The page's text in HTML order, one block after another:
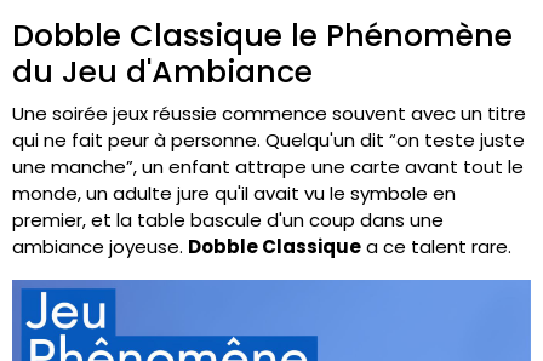
Dobble Classique le Phénomène
du Jeu d'Ambiance
Une soirée jeux réussie commence souvent avec un titre
qui ne fait peur à personne. Quelqu'un dit “on teste juste
une manche”, un enfant attrape une carte avant tout le
monde, un adulte jure qu'il avait vu le symbole en
premier, et la table bascule d'un coup dans une
ambiance joyeuse. Dobble Classiquea ce talent rare.